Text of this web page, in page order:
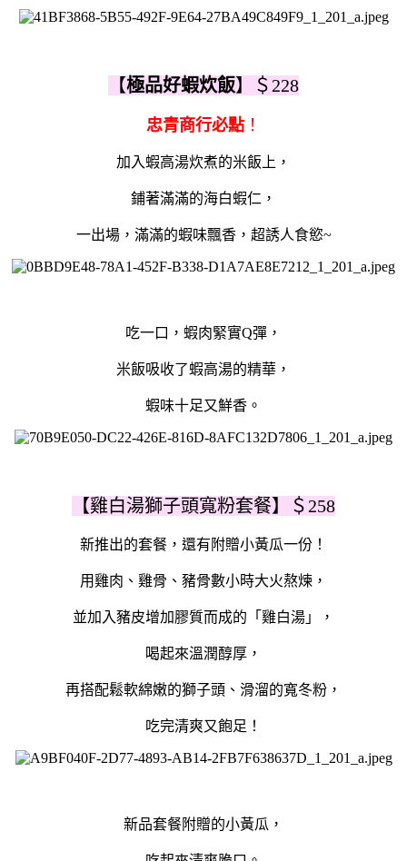
【極品好蝦炊飯】＄228
忠青商行必點 ！
加入蝦高湯炊煮的米飯上，
鋪著滿滿的海白蝦仁，
一出場，滿滿的蝦味飄香，超誘人食慾~
吃一口，蝦肉緊實Q彈，
米飯吸收了蝦高湯的精華，
蝦味十足又鮮香。
【雞白湯獅子頭寬粉套餐】＄258
新推出的套餐，還有附贈小黃瓜一份！
用雞肉、雞骨、豬骨數小時大火熬煉，
並加入豬皮增加膠質而成的「雞白湯」，
喝起來溫潤醇厚，
再搭配鬆軟綿嫩的獅子頭、滑溜的寬冬粉，
吃完清爽又飽足！
新品套餐附贈的小黃瓜，